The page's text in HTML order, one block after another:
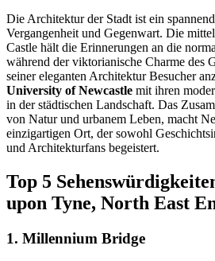
Die Architektur der Stadt ist ein
Vergangenheit und Gegenwart. Die
Castle hält die Erinnerungen an die
während der viktorianische Charme des
seiner eleganten Architektur Besucher
University of Newcastle mit ihren
in der städtischen Landschaft. Das
von Natur und urbanem Leben, macht
einzigartigen Ort, der sowohl
und Architekturfans begeistert.
Top 5
upon Tyne, North East
1. Millennium Bridge